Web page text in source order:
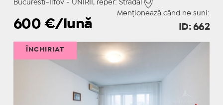
Bucuresti-Ilfov - UNIRII, reper: Stradal
Menționează când ne suni:
600 €/lună ID: 662
ÎNCHIRIAT